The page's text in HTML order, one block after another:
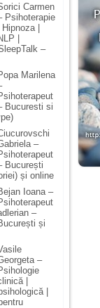
Carmen
Psihoterapie
| Hipnoza |
|
–
Marilena
Bucuresti si
–
București
și online
Ioana –
–
și
–
|
|